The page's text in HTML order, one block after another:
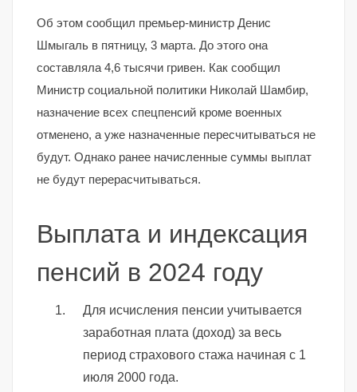
Об этом сообщил премьер-министр Денис
Шмыгаль в пятницу, 3 марта. До этого она
составляла 4,6 тысячи гривен. Как сообщил
Министр социальной политики Николай Шамбир,
назначение всех спецпенсий кроме военных
отменено, а уже назначенные пересчитываться не
будут. Однако ранее начисленные суммы выплат
не будут перерасчитываться.
Выплата и индексация
пенсий в 2024 году
Для исчисления пенсии учитывается
заработная плата (доход) за весь
период страхового стажа начиная с 1
июля 2000 года.